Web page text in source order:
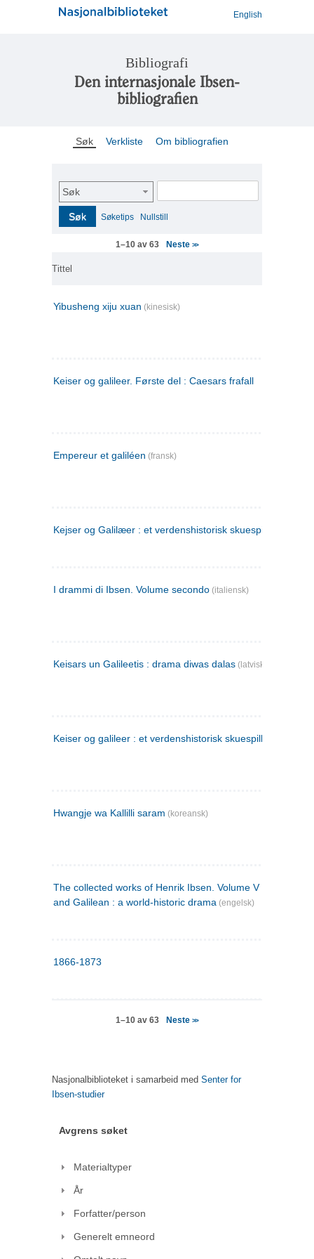
English
Bibliografi
Den internasjonale Ibsen-
bibliografien
Søk Verkliste Om bibliografien
Søk
Søk Søketips Nullstill
1–10 av 63 Neste>>
Tittel
Yibusheng xiju xuan (kinesisk)
Keiser og galileer. Første del : Caesars frafall
Empereur et galiléen (fransk)
Kejser og Galilæer : et verdenshistorisk skuespil
I drammi di Ibsen. Volume secondo (italiensk)
Keisars un Galileetis : drama diwas dalas (latvisk)
Keiser og galileer : et verdenshistorisk skuespill (1873)
Hwangje wa Kallilli saram (koreansk)
The collected works of Henrik Ibsen. Volume V : Emperor
and Galilean : a world-historic drama (engelsk)
1866-1873
1–10 av 63 Neste>>
Nasjonalbiblioteket i samarbeid med Senter for
Ibsen-studier
Avgrens søket
Materialtyper
År
Forfatter/person
Generelt emneord